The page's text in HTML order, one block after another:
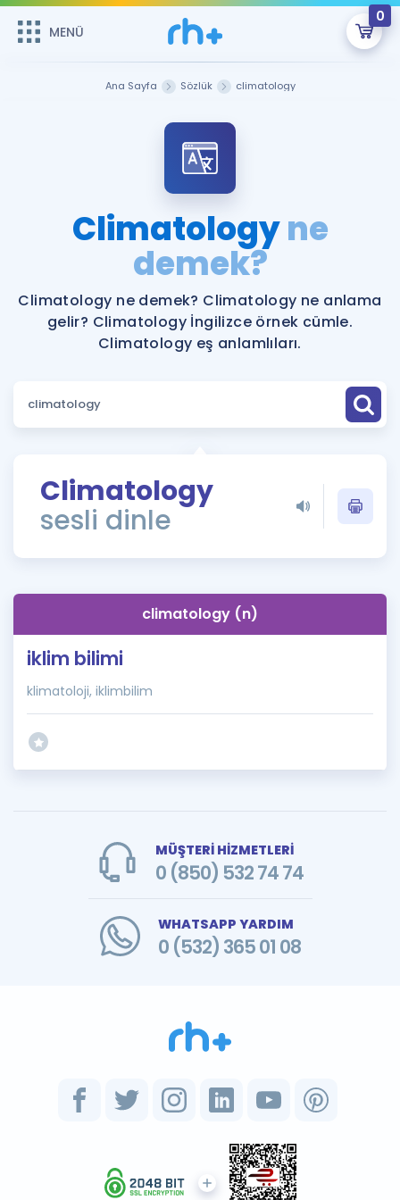
MENÜ
0
Şifremi Hatırlamıyorum
Sepetin Şu An Boş.
Remzi Hoca ile seni sınava hazırlayacak onlarca eğitim seni
bekliyor!
MENÜ
Katılımcı Görüşleri
Faydalı Araçlar
Ücretsiz Kaynaklar
Puan Hesaplama
ÖSYM Sınav Takvimi
Kampanyalar
İngilizce Gramer
İngilizce Gramer
Ana Sayfa Sözlük climatology
Climatologyne
demek?
Climatology ne demek? Climatology ne anlama
gelir? Climatology İngilizce örnek cümle.
Climatology eş anlamlıları.
Climatology
sesli dinle
climatology (n)
iklim bilimi
klimatoloji, iklimbilim
MÜŞTERİ HİZMETLERİ
0 (850) 532 74 74
WHATSAPP YARDIM
0 (532) 365 01 08